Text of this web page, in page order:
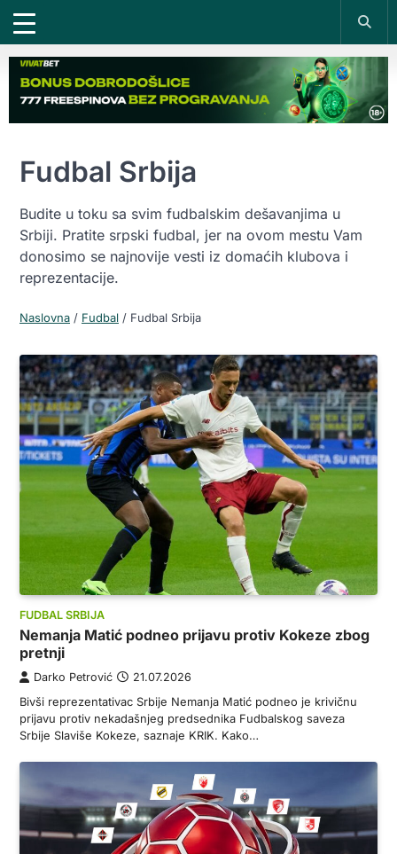
Fudbal Srbija
Budite u toku sa svim fudbalskim dešavanjima u
Srbiji. Pratite srpski fudbal, jer na ovom mestu Vam
donosimo se najnovije vesti iz domaćih klubova i
reprezentacije.
Naslovna / Fudbal / Fudbal Srbija
FUDBAL SRBIJA
Nemanja Matić podneo prijavu protiv Kokeze zbog
pretnji
Darko Petrović 21.07.2026
Bivši reprezentativac Srbije Nemanja Matić podneo je krivičnu
prijavu protiv nekadašnjeg predsednika Fudbalskog saveza
Srbije Slaviše Kokeze, saznaje KRIK. Kako…